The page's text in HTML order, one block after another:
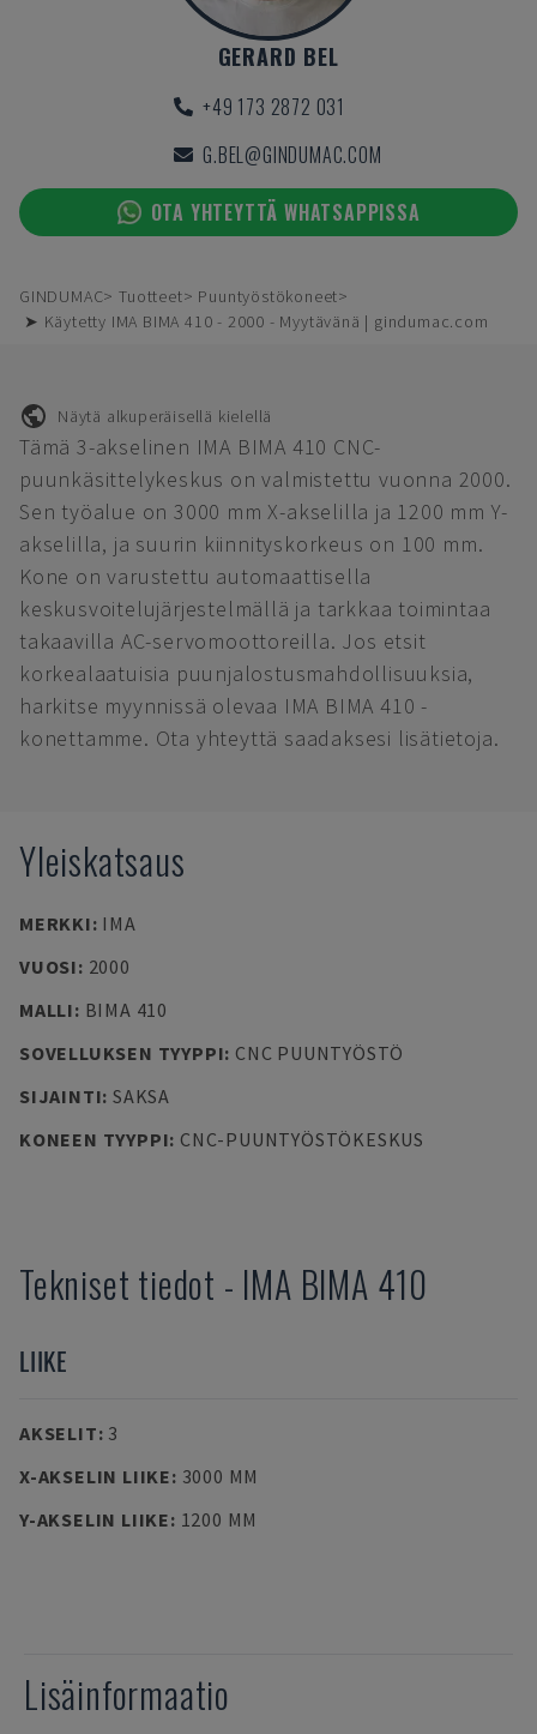
GERARD BEL
+49 173 2872 031
G.BEL@GINDUMAC.COM
OTA YHTEYTTÄ WHATSAPPISSA
GINDUMAC Tuotteet
Puuntyöstökoneet
➤ Käytetty IMA BIMA 410 - 2000 - Myytävänä | gindumac.com
Näytä alkuperäisellä kielellä
Tämä 3-akselinen IMA BIMA 410 CNC-
puunkäsittelykeskus on valmistettu vuonna 2000.
Sen työalue on 3000 mm X-akselilla ja 1200 mm Y-
akselilla, ja suurin kiinnityskorkeus on 100 mm.
Kone on varustettu automaattisella
keskusvoitelujärjestelmällä ja tarkkaa toimintaa
takaavilla AC-servomoottoreilla. Jos etsit
korkealaatuisia puunjalostusmahdollisuuksia,
harkitse myynnissä olevaa IMA BIMA 410 -
konettamme. Ota yhteyttä saadaksesi lisätietoja.
Yleiskatsaus
MERKKI: IMA
VUOSI: 2000
MALLI: BIMA 410
SOVELLUKSEN TYYPPI: CNC PUUNTYÖSTÖ
SIJAINTI: SAKSA
KONEEN TYYPPI: CNC-PUUNTYÖSTÖKESKUS
Tekniset tiedot - IMA BIMA 410
LIIKE
AKSELIT: 3
X-AKSELIN LIIKE: 3000 MM
Y-AKSELIN LIIKE: 1200 MM
Lisäinformaatio